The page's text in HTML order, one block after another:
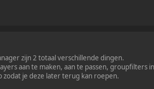
zijn 2 totaal verschillende dingen.
aan te maken, aan te passen, groupfilters
zodat je deze later terug kan roepen.